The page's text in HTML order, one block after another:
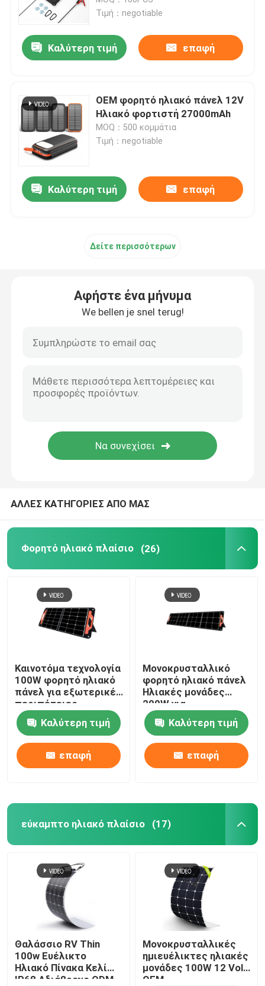
Από τον ηλιακό αναστροφέα MPPT πλέγματος
ηλιακή μπαταρία λίθιου
Συσκευή ηλιακών συσσωρευτών
Πλαστικό ηλιακό πάνελ
Τιμή：negotiable
Καλύτερη τιμή επαφή
OEM φορητό ηλιακό πάνελ 12V
Ηλιακό φορτιστή 27000mAh
MOQ：500 κομμάτια
Τιμή：negotiable
Καλύτερη τιμή επαφή
Δείτε περισσότερων
Αφήστε ένα μήνυμα
We bellen je snel terug!
ΑΛΛΕΣ ΚΑΤΗΓΟΡΙΕΣ ΑΠΟ ΜΑΣ
Φορητό ηλιακό πλαίσιο (26)
Καινοτόμα τεχνολογία
100W φορητό ηλιακό
πάνελ για εξωτερικές
περιπέτειες
Καλύτερη τιμή
επαφή
Μονοκρυσταλλικό
φορητό ηλιακό πάνελ
Ηλιακές μονάδες
200W για
κατασκήνωση
εξωτερικάΚαλύτερη τιμή
επαφή
εύκαμπτο ηλιακό πλαίσιο (17)
Θαλάσσιο RV Thin
100w Ευέλικτο
Ηλιακό Πίνακα Κελί
IP68 Αδιάβροχο ODM
Μονοκρυσταλλικές
ημιευέλικτες ηλιακές
μονάδες 100W 12 Volt
OEM